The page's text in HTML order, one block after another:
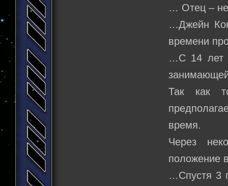
… Отец –
…Джейн
времени
…С 14 лет
Так как
время.
Через
положение
…Спустя 3